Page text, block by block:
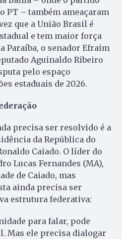
PT – também ameaçaram
que a União Brasil é
e tem maior força
Paraíba, o senador Efraim
Aguinaldo Ribeiro
pelo espaço
estaduais de 2026.
precisa ser resolvido é a
da República do
Caiado. O líder do
Lucas Fernandes (MA),
de Caiado, mas
ainda precisa ser
estrutura federativa:
para falar, pode
Mas ele precisa dialogar